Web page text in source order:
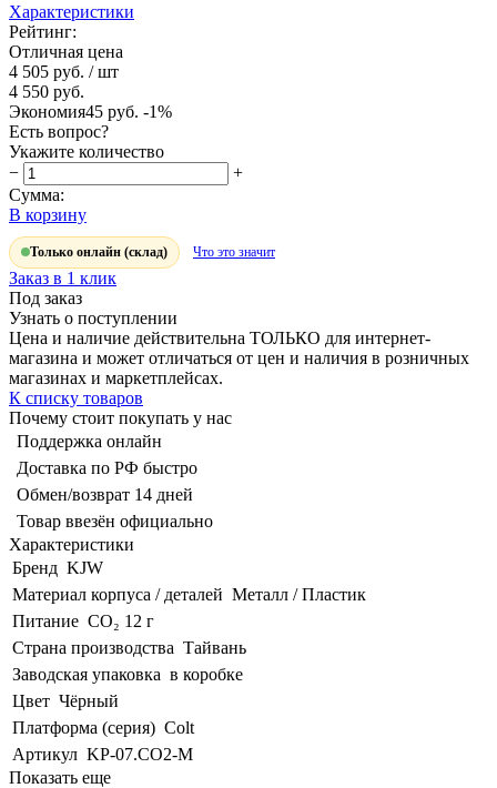
Характеристики
Рейтинг:
Отличная цена
4 505 руб. / шт
4 550 руб.
Экономия45 руб. -1%
Есть вопрос?
Укажите количество
−
+
Сумма:
В корзину
Только онлайн (склад) Что это значит
Заказ в 1 клик
Под заказ
Узнать о поступлении
Цена и наличие действительна ТОЛЬКО для интернет-
магазина и может отличаться от цен и наличия в розничных
магазинах и маркетплейсах.
К списку товаров
Почему стоит покупать у нас
Поддержка онлайн
Доставка по РФ быстро
Обмен/возврат 14 дней
Товар ввезён официально
Характеристики
Бренд KJW
Материал корпуса / деталей Металл / Пластик
Питание CO₂ 12 г
Страна производства Тайвань
Заводская упаковка в коробке
Цвет Чёрный
Платформа (серия) Colt
Артикул KP-07.CO2-M
Показать еще